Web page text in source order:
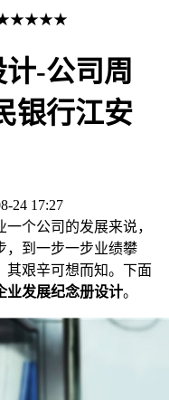
★★★★★
-公司周
银行江安
24 17:27
一个公司的发展来说，
，到一步一步业绩攀
其艰辛可想而知。下面
业发展纪念册设计。